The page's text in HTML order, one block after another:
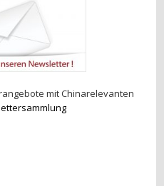
mit Chinarelevanten